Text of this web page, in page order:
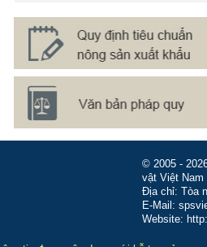
© 2005 -
vật Việt Nam
Địa chỉ: Tòa
E-Mail:
Website: